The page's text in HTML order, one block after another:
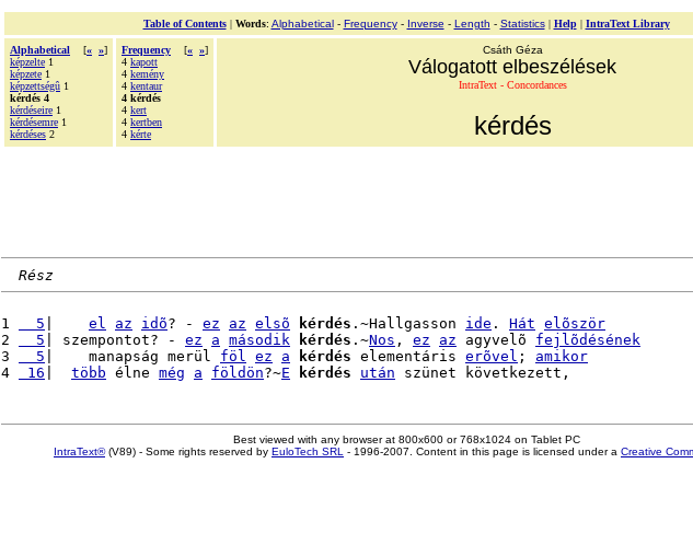
Table of Contents| Words: Alphabetical- Frequency- Inverse - Length - Statistics| Help| IntraText Library
Alphabetical [« »]
képzelte 1
képzete 1
képzettségû 1
kérdés 4
kérdéseire 1
kérdésemre 1
kérdéses 2
Frequency [« »]
4 kapott
4 kemény
4 kentaur
4 kérdés
4 kert
4 kertben
4 kérte
Csáth Géza
Válogatott elbeszélések
IntraText - Concordances
kérdés
Rész
1
  5
el az idõ? - ez az elsõ kérdés .~Hallgasson ide . Hát elõször
2
  5
| szempontot? - ez a második kérdés .~Nos , ez az agyvelõ fejlõdésének
3
  5
|    manapság merül föl ez a kérdés elementáris erõvel ; amikor
4
16 több élne még a földön?~E kérdés után
Best viewed with any browser at 800x600 or 768x1024 on Tablet PC
IntraText®(V89) - Some rights reserved by EuloTech SRL - 1996-2007. Content in this page is licensed under a Creative